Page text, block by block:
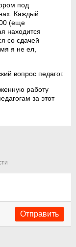
под
Каждый
(еще
находится
со сдачей
я не ел,
вопрос педагог.
работу
за этот